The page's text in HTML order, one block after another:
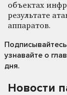
объектах
результате
аппаратов.
узнавайте о
дня.
Новости